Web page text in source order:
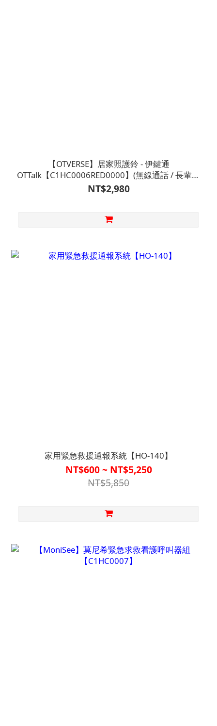
【OTVERSE】居家照護鈴 - 伊鍵通
OTTalk【C1HC0006RED0000】(無線通話 / 長輩單
向撥出給家人)
NT$2,980
家用緊急救援通報系統【HO-140】
NT$600 ~ NT$5,250
NT$5,850